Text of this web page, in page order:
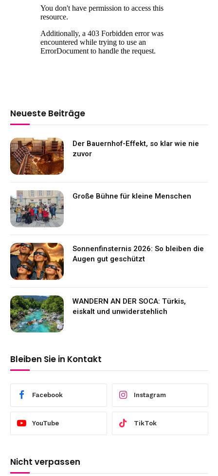
Neueste Beiträge
Der Bauernhof-Effekt, so klar wie nie
zuvor
Große Bühne für kleine Menschen
Sonnenfinsternis 2026: So bleiben die
Augen gut geschützt
WANDERN AN DER SOCA: Türkis,
eiskalt und unwiderstehlich
Bleiben Sie in Kontakt
Facebook Instagram
YouTube TikTok
Nicht verpassen